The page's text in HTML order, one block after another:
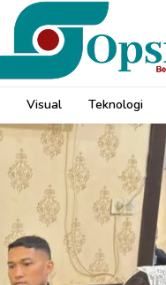
Visual Teknologi